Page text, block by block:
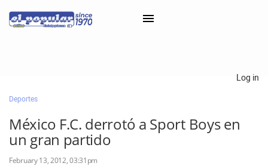
Classifieds
Categorías
Iniciar sesión con Clascal
Log in
Deportes
México F.C. derrotó a Sport Boys en
un gran partido
February 13, 2012, 03:31pm